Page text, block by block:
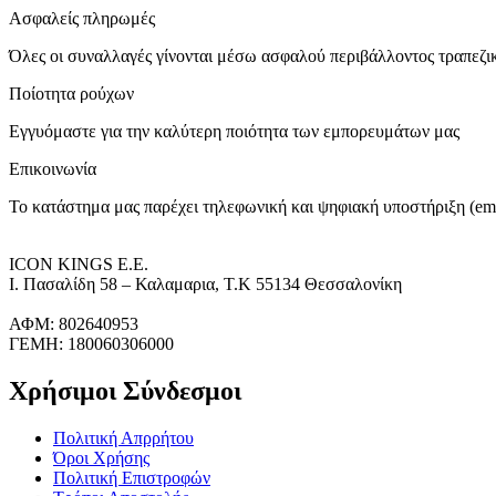
Ασφαλείς πληρωμές
Όλες οι συναλλαγές γίνονται μέσω ασφαλού περιβάλλοντος
Ποίοτητα ρούχων
Εγγυόμαστε για την καλύτερη ποιότητα των εμπορευμάτων μας
Επικοινωνία
Το κατάστημα μας παρέχει τηλεφωνική και ψηφιακή υποστήριξη
ICON KINGS Ε.Ε.
Ι. Πασαλίδη 58 – Καλαμαρια, Τ.Κ 55134 Θεσσαλονίκη
ΑΦΜ: 802640953
ΓΕΜΗ: 180060306000
Χρήσιμοι Σύνδεσμοι
Πολιτική Απρρήτου
Όροι Χρήσης
Πολιτική Επιστροφών